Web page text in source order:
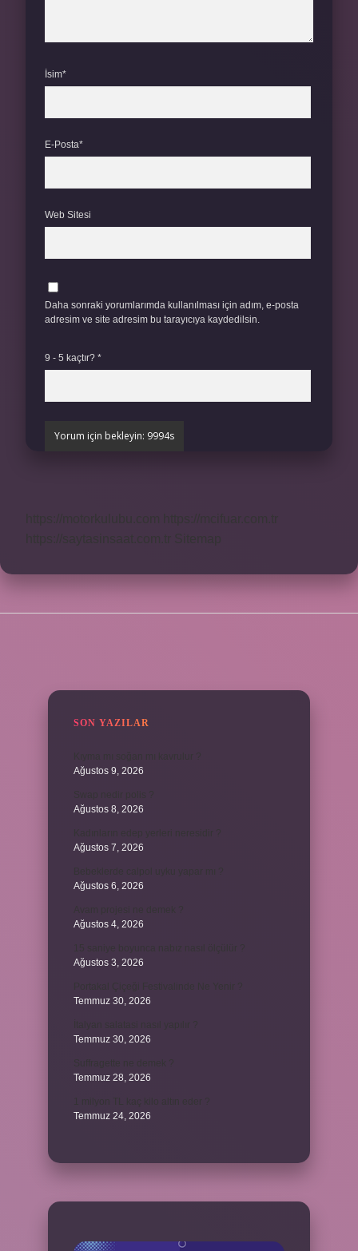
İsim*
E-Posta*
Web Sitesi
Daha sonraki yorumlarımda kullanılması için adım, e-posta
adresim ve site adresim bu tarayıcıya kaydedilsin.
9 - 5 kaçtır? *
SON YAZILAR
Ağustos 9, 2026
Ağustos 8, 2026
Ağustos 7, 2026
Ağustos 6, 2026
Ağustos 4, 2026
Ağustos 3, 2026
Temmuz 30, 2026
Temmuz 30, 2026
Temmuz 28, 2026
Temmuz 24, 2026